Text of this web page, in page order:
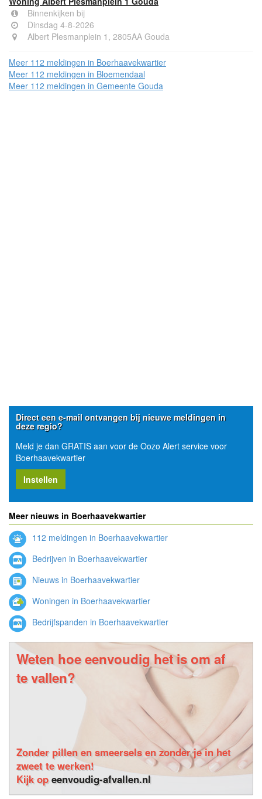
Binnenkijken bij
Dinsdag 4-8-2026
Albert Plesmanplein 1, 2805AA Gouda
Meer 112 meldingen in Boerhaavekwartier
Meer 112 meldingen in Bloemendaal
Meer 112 meldingen in Gemeente Gouda
Direct een e-mail ontvangen bij nieuwe meldingen in
deze regio?
Meld je dan GRATIS aan voor de Oozo Alert service voor
Boerhaavekwartier
Instellen
Meer nieuws in Boerhaavekwartier
112 meldingen in Boerhaavekwartier
Bedrijven in Boerhaavekwartier
Nieuws in Boerhaavekwartier
Woningen in Boerhaavekwartier
Bedrijfspanden in Boerhaavekwartier
Weten hoe eenvoudig het is om af
te vallen?
Zonder pillen en smeersels en zonder je in het
zweet te werken!
Kijk opeenvoudig-afvallen.nl